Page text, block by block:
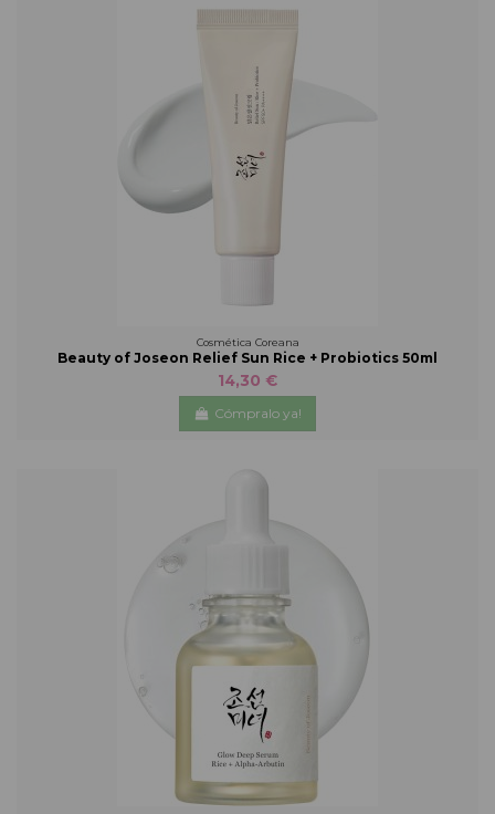
Cosmética Coreana
Beauty of Joseon Relief Sun Rice + Probiotics 50ml
14,30 €
Cómpralo ya!